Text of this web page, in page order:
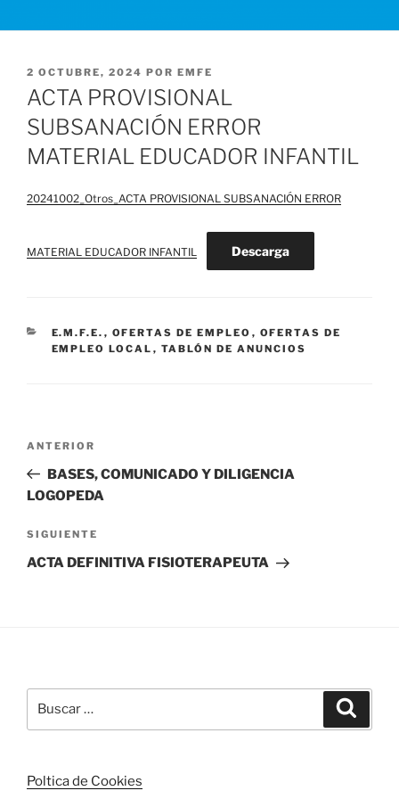
PUBLICADO
EL
2 OCTUBRE, 2024 POR EMFE
ACTA PROVISIONAL
SUBSANACIÓN ERROR
MATERIAL EDUCADOR INFANTIL
20241002_Otros_ACTA PROVISIONAL SUBSANACIÓN ERROR
MATERIAL EDUCADOR INFANTIL Descarga
CATEGORÍAS
E.M.F.E. , OFERTAS DE EMPLEO , OFERTAS DE
EMPLEO LOCAL , TABLÓN DE ANUNCIOS
entradas
Entrada
anterior:
ANTERIOR
BASES, COMUNICADO Y DILIGENCIA
LOGOPEDA
Siguiente
entrada
SIGUIENTE
ACTA DEFINITIVA FISIOTERAPEUTA
por:
Poltica de Cookies